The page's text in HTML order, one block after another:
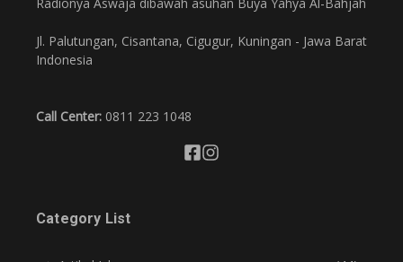
Jl. Palutungan, Cisantana, Cigugur, Kuningan - Jawa Barat
Indonesia
Call Center: 0811 223 1048
Category List